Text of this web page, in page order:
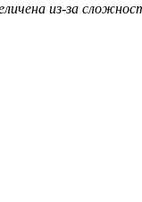
из-за